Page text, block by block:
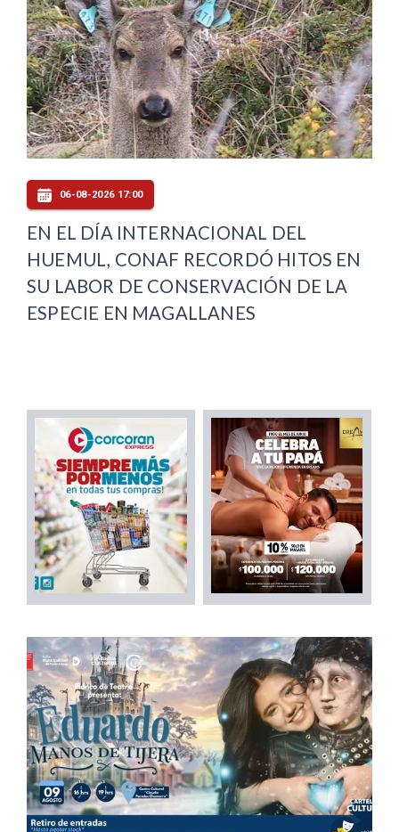
06-08-2026 17:00
EN EL DÍA INTERNACIONAL DEL
HUEMUL, CONAF RECORDÓ HITOS EN
SU LABOR DE CONSERVACIÓN DE LA
ESPECIE EN MAGALLANES